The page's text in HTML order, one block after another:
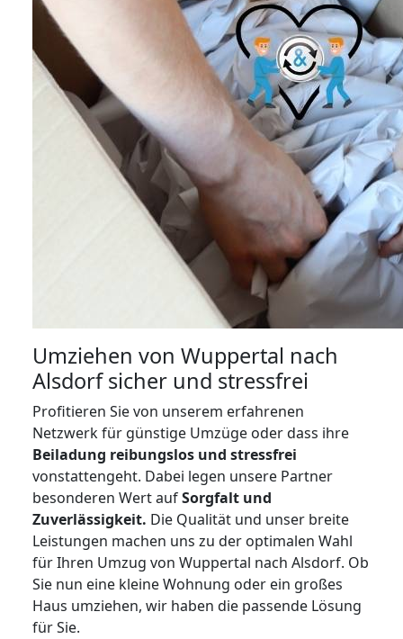
Umziehen von Wuppertal nach
Alsdorfsicher und stressfrei
Profitieren Sie von unserem erfahrenen
Netzwerk für günstige Umzüge oder dass ihre
Beiladung reibungslos und stressfrei
vonstattengeht. Dabei legen unsere Partner
besonderen Wert aufSorgfalt und
Zuverlässigkeit. Die Qualität und unser breite
Leistungen machen uns zu der optimalen Wahl
für Ihren Umzug von Wuppertal nach Alsdorf. Ob
Sie nun eine kleine Wohnung oder ein großes
Haus umziehen, wir haben die passende Lösung
für Sie.